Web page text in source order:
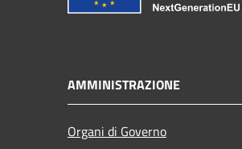
AMMINISTRAZIONE
Organi di Governo